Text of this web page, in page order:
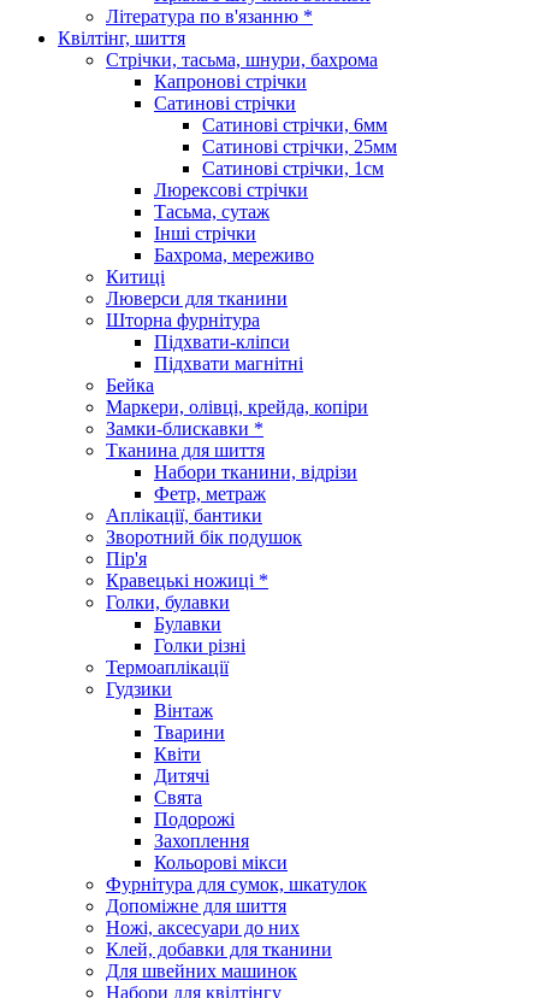
Література по в'язанню *
Квілтінг, шиття
Стрічки, тасьма, шнури, бахрома
Капронові стрічки
Сатинові стрічки
Сатинові стрічки, 6мм
Сатинові стрічки, 25мм
Сатинові стрічки, 1см
Люрексові стрічки
Тасьма, сутаж
Інші стрічки
Бахрома, мереживо
Китиці
Люверси для тканини
Шторна фурнітура
Підхвати-кліпси
Підхвати магнітні
Бейка
Маркери, олівці, крейда, копіри
Замки-блискавки *
Тканина для шиття
Набори тканини, відрізи
Фетр, метраж
Аплікації, бантики
Зворотний бік подушок
Пір'я
Кравецькі ножиці *
Голки, булавки
Булавки
Голки різні
Термоаплікації
Гудзики
Вінтаж
Тварини
Квіти
Дитячі
Свята
Подорожі
Захоплення
Кольорові мікси
Фурнітура для сумок, шкатулок
Допоміжне для шиття
Ножі, аксесуари до них
Клей, добавки для тканини
Для швейних машинок
Набори для квілтінгу